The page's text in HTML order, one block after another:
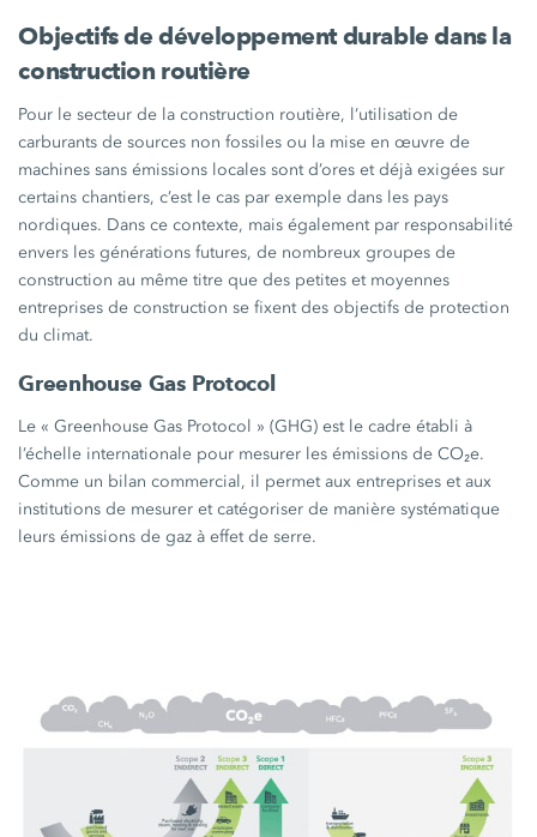
Objectifs de développement durable dans la
construction routière
Pour le secteur de la construction routière, l’utilisation de
carburants de sources non fossiles ou la mise en œuvre de
machines sans émissions locales sont d’ores et déjà exigées sur
certains chantiers, c’est le cas par exemple dans les pays
nordiques. Dans ce contexte, mais également par responsabilité
envers les générations futures, de nombreux groupes de
construction au même titre que des petites et moyennes
entreprises de construction se fixent des objectifs de protection
du climat.
Greenhouse Gas Protocol
Le « Greenhouse Gas Protocol » (GHG) est le cadre établi à
l’échelle internationale pour mesurer les émissions de CO₂e.
Comme un bilan commercial, il permet aux entreprises et aux
institutions de mesurer et catégoriser de manière systématique
leurs émissions de gaz à effet de serre.